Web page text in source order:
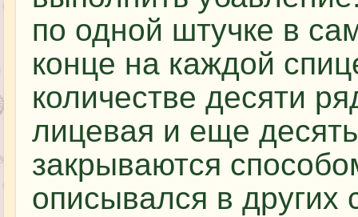
по одной штучке в
конце на каждой
количестве десяти
лицевая и еще
закрываются
описывался в других